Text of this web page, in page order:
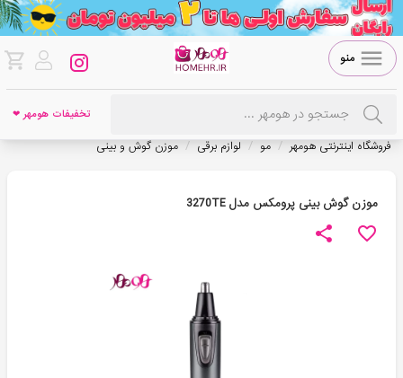
منو
تخفیفات هومهر ❤
فروشگاه اینترنتی هومهر / مو / لوازم برقی / موزن گوش و بینی
موزن گوش بینی پرومکس مدل 3270TE